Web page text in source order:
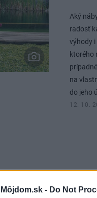
Môjdom.sk - Do Not
Aký
radosť
výhody i
ktorého
na
do jeho
12. 10.